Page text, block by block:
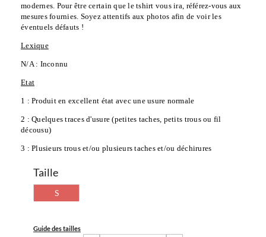
modernes. Pour être certain que le tshirt vous ira, référez-vous aux
mesures fournies. Soyez attentifs aux photos afin de voir les
éventuels défauts !
Lexique
N/A : Inconnu
Etat
1 : Produit en excellent état avec une usure normale
2 : Quelques traces d'usure (petites taches, petits trous ou fil
décousu)
3 : Plusieurs trous et/ou plusieurs taches et/ou déchirures
Taille
S
Guide des tailles